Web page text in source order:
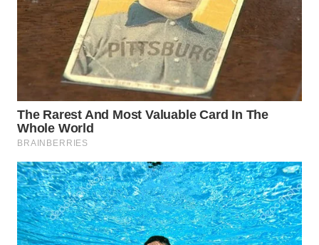
SURABAYA
WN
WN
BINTAN
MANDALIKA
WN
LIKUPANG